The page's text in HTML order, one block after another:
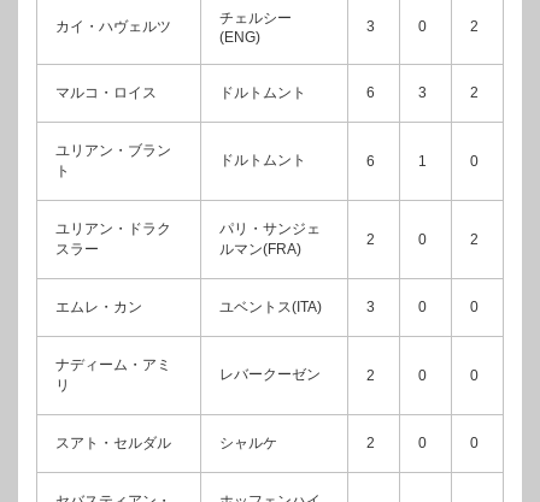
カイ・ハヴェルツ
チェルシー
(ENG)
3 0 2
マルコ・ロイス ドルトムント 6 3 2
ユリアン・ブラン
ト
ドルトムント 6 1 0
ユリアン・ドラク
スラー
パリ・サンジェ
ルマン(FRA)
2 0 2
エムレ・カン ユベントス(ITA) 3 0 0
ナディーム・アミ
リ
レバークーゼン 2 0 0
スアト・セルダル シャルケ 2 0 0